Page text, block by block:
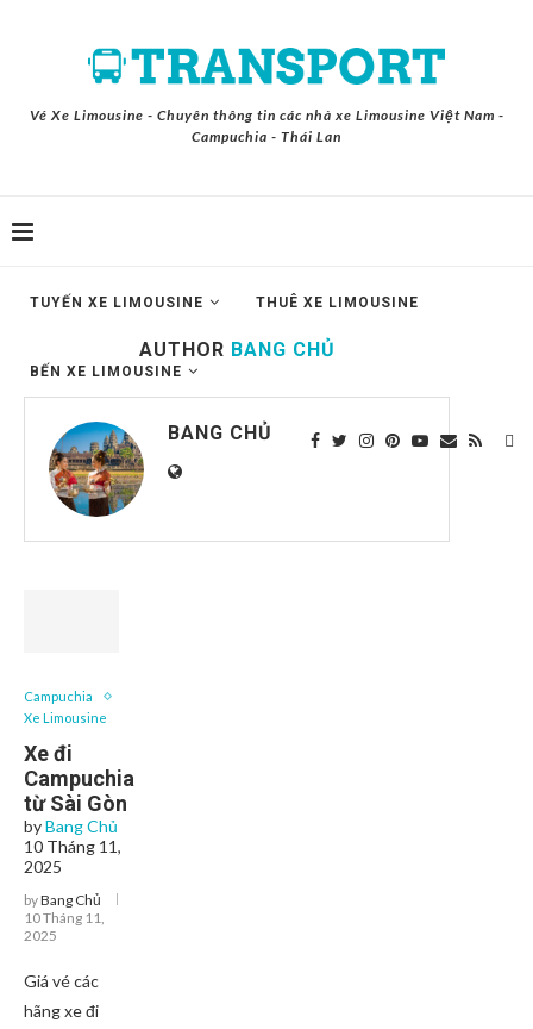
Vé Xe Limousine - Chuyên thông tin các nhà xe Limousine Việt Nam -
Campuchia - Thái Lan
TUYẾN XE LIMOUSINE THUÊ XE LIMOUSINE
BẾN XE LIMOUSINE
AUTHOR BANG CHỦ
BANG CHỦ
Campuchia
Xe Limousine
Xe đi
Campuchia
từ Sài Gòn
byBang Chủ
10 Tháng 11,
2025
byBang Chủ
10 Tháng 11,
2025
Giá vé các
hãng xe đi